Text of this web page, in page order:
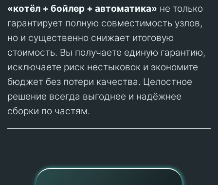
«котёл + бойлер + автоматика» не только
гарантирует полную совместимость узлов,
но и существенно снижает итоговую
стоимость. Вы получаете единую гарантию,
исключаете риск нестыковок и экономите
бюджет без потери качества. Целостное
решение всегда выгоднее и надёжнее
сборки по частям.